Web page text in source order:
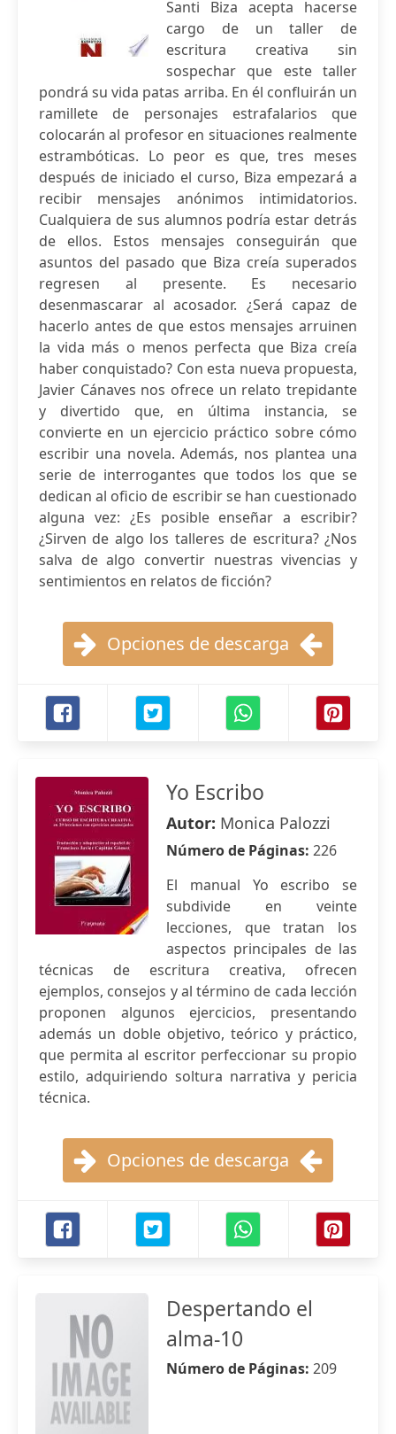
Santi Biza acepta hacerse
cargo de un taller de
escritura creativa sin
sospechar que este taller
pondrá su vida patas arriba. En él confluirán un
ramillete de personajes estrafalarios que
colocarán al profesor en situaciones realmente
estrambóticas. Lo peor es que, tres meses
después de iniciado el curso, Biza empezará a
recibir mensajes anónimos intimidatorios.
Cualquiera de sus alumnos podría estar detrás
de ellos. Estos mensajes conseguirán que
asuntos del pasado que Biza creía superados
regresen al presente. Es necesario
desenmascarar al acosador. ¿Será capaz de
hacerlo antes de que estos mensajes arruinen
la vida más o menos perfecta que Biza creía
haber conquistado? Con esta nueva propuesta,
Javier Cánaves nos ofrece un relato trepidante
y divertido que, en última instancia, se
convierte en un ejercicio práctico sobre cómo
escribir una novela. Además, nos plantea una
serie de interrogantes que todos los que se
dedican al oficio de escribir se han cuestionado
alguna vez: ¿Es posible enseñar a escribir?
¿Sirven de algo los talleres de escritura? ¿Nos
salva de algo convertir nuestras vivencias y
sentimientos en relatos de ficción?
Opciones de descarga
Yo Escribo
Autor: Monica Palozzi
Número de Páginas: 226
El manual Yo escribo se
subdivide en veinte
lecciones, que tratan los
aspectos principales de las
técnicas de escritura creativa, ofrecen
ejemplos, consejos y al término de cada lección
proponen algunos ejercicios, presentando
además un doble objetivo, teórico y práctico,
que permita al escritor perfeccionar su propio
estilo, adquiriendo soltura narrativa y pericia
técnica.
Opciones de descarga
Despertando el
alma-10
Número de Páginas: 209